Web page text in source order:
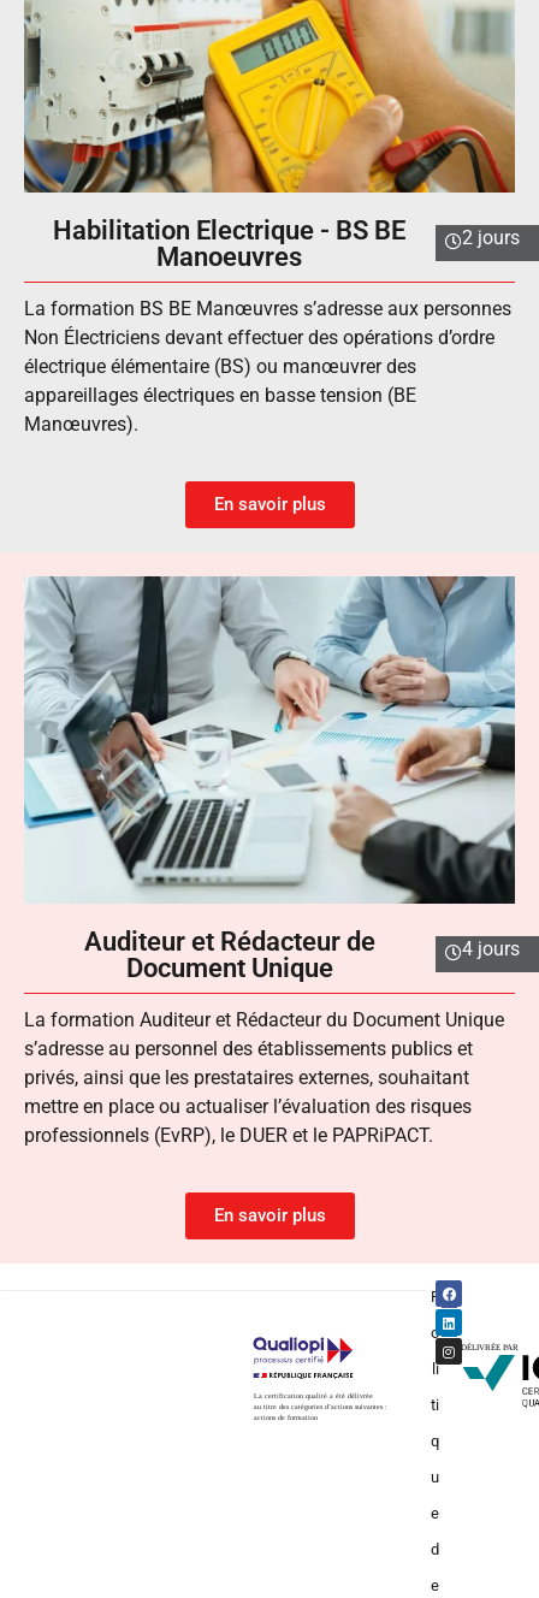
Habilitation Electrique - BS BE
Manoeuvres​
2 jours
La formation BS BE Manœuvres s’adresse aux personnes
Non Électriciens devant effectuer des opérations d’ordre
électrique élémentaire (BS) ou manœuvrer des
appareillages électriques en basse tension (BE
Manœuvres).
En savoir plus
Auditeur et Rédacteur de
Document Unique
4 jours
La formation Auditeur et Rédacteur du Document Unique
s’adresse au personnel des établissements publics et
privés, ainsi que les prestataires externes, souhaitant
mettre en place ou actualiser l’évaluation des risques
professionnels (EvRP), le DUER et le PAPRiPACT.
En savoir plus
P
o
li
ti
q
u
e
d
e